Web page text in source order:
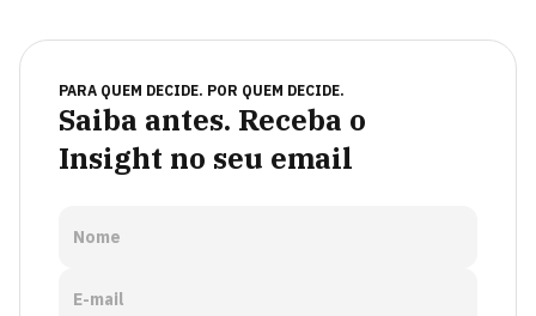
PARA QUEM DECIDE. POR QUEM DECIDE.
Saiba antes. Receba o
Insight no seu email
Nome
E-mail